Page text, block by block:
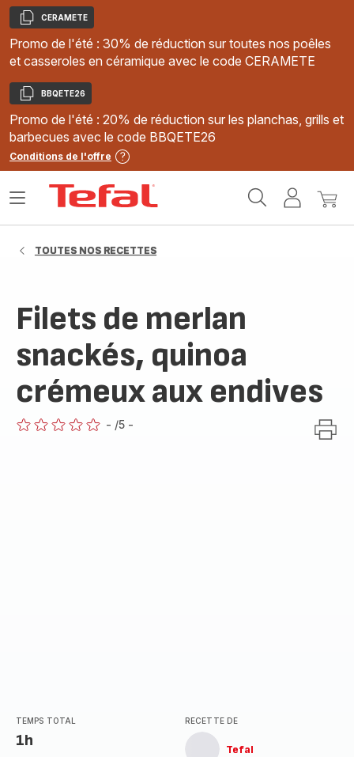
Copier
CERAMETE
Promo de l'été : 30% de réduction sur toutes nos poêles
et casseroles en céramique avec le code CERAMETE
Copier
BBQETE26
Promo de l'été : 20% de réduction sur les planchas, grills et
barbecues avec le code BBQETE26
Conditions de l'offre
MonMon
Ouvrir
TOUTES NOS RECETTES
Filets de merlan
snackés, quinoa
crémeux aux endives
- /5 -
TEMPS TOTAL
1h
RECETTE DE
Tefal